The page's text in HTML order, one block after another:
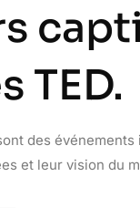
TED.
des
et leur vision du